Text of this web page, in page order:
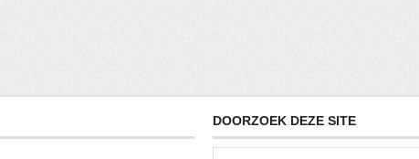
DOORZOEK DEZE SITE